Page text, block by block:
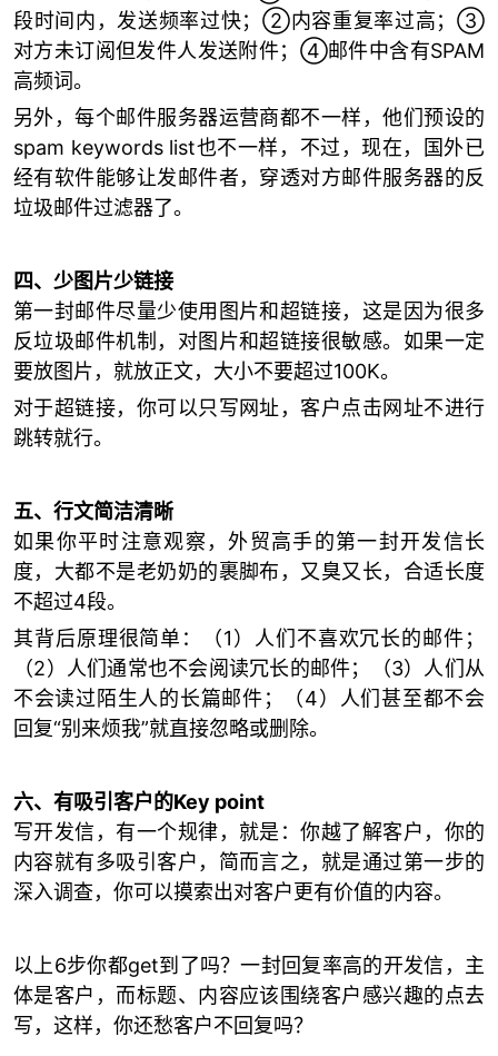
段时间内，发送频率过快；②内容重复率过高；③
对方未订阅但发件人发送附件；④邮件中含有SPAM
高频词。
另外，每个邮件服务器运营商都不一样，他们预设的
spam keywords list也不一样，不过，现在，国外已
经有软件能够让发邮件者，穿透对方邮件服务器的反
垃圾邮件过滤器了。
四、少图片少链接
第一封邮件尽量少使用图片和超链接，这是因为很多
反垃圾邮件机制，对图片和超链接很敏感。如果一定
要放图片，就放正文，大小不要超过100K。
对于超链接，你可以只写网址，客户点击网址不进行
跳转就行。
五、行文简洁清晰
如果你平时注意观察，外贸高手的第一封开发信长
度，大都不是老奶奶的裹脚布，又臭又长，合适长度
不超过4段。
其背后原理很简单：（1）人们不喜欢冗长的邮件；
（2）人们通常也不会阅读冗长的邮件；（3）人们从
不会读过陌生人的长篇邮件；（4）人们甚至都不会
回复“别来烦我”就直接忽略或删除。
六、有吸引客户的Key point
写开发信，有一个规律，就是：你越了解客户，你的
内容就有多吸引客户，简而言之，就是通过第一步的
深入调查，你可以摸索出对客户更有价值的内容。
以上6步你都get到了吗？一封回复率高的开发信，主
体是客户，而标题、内容应该围绕客户感兴趣的点去
写，这样，你还愁客户不回复吗？